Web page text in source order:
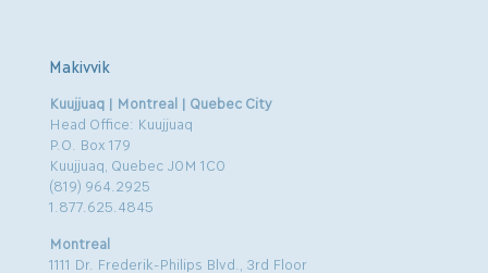
Makivvik
Kuujjuaq | Montreal | Quebec City
Head Office: Kuujjuaq
P.O. Box 179
Kuujjuaq, Quebec J0M 1C0
(819) 964.2925
1.877.625.4845
Montreal
1111 Dr. Frederik-Philips Blvd., 3rd Floor